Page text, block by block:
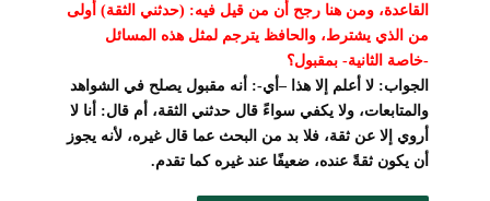
القاعدة، ومن هنا رجح أن من قيل فيه: (حدثني الثقة) أولى
من الذي يشترط، والحافظ يترجم لمثل هذه المسائل
-خاصة الثانية- بمقبول؟
الجواب: لا أعلم إلا هذا –أي-: أنه مقبول يصلح في الشواهد
والمتابعات، ولا يكفي سواءً قال حدثني الثقة، أم قال: أنا لا
أروي إلا عن ثقة، فلا بد من البحث عما قال غيره، لأنه يجوز
أن يكون ثقةً عنده، ضعيفًا عند غيره كما تقدم.